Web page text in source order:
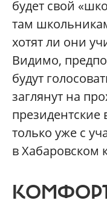
будет свой
там
хотят ли они
Видимо,
будут
заглянут на
только уже с
в Хабаровском